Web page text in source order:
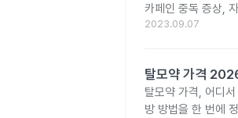
카페인 중독 증상,
2023.09.07
탈모약 가격
탈모약 가격, 어디
방 방법을 한 번에